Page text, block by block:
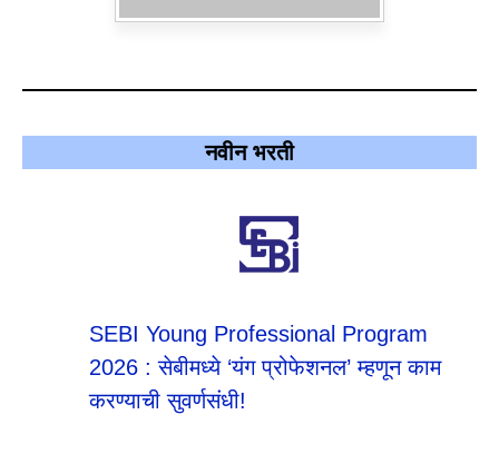
नवीन भरती
SEBI Young Professional Program
2026 : सेबीमध्ये ‘यंग प्रोफेशनल’ म्हणून काम
करण्याची सुवर्णसंधी!